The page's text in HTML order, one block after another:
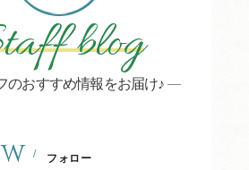
blog
のおすすめ情報をお届け♪
フォロー